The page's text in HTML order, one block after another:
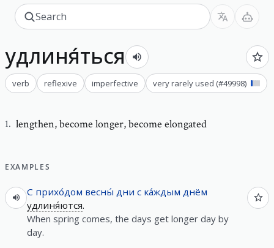
удлиня́ться
verb reflexive imperfective very rarely used (#49998)
1. lengthen,become longer, become elongated
EXAMPLES
С прихо́дом весны́ дни с ка́ждым днём
удлиня́ются.
When spring comes, the days get longer day by
day.